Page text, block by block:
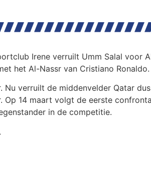
Irene verruilt Umm Salal voor
het Al-Nassr van Cristiano Ronaldo.
Nu verruilt de middenvelder Qatar
Op 14 maart volgt de eerste
in de competitie.